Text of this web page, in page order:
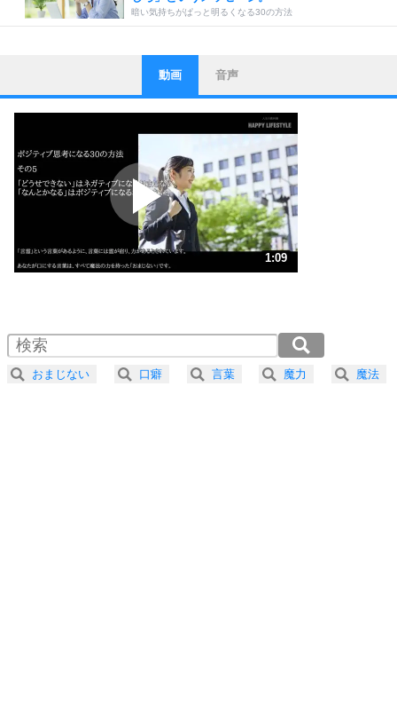
暗い気持ちがぱっと明るくなる30の方法
1
ストレス対策
他人と比べない。
いっそのこと、他人を見ない。
いらいらしない人になる30の方法
プラス思考
ポジティブになれない原因は、行動しないから。
ポジティブ思考になる30の方法
ストレス対策
人生、なんとかなるもの。
気楽に生きる30の方法
4 器の大きい人は、怒りを優しさで表現する。
動画 音声
1:09
2.0倍速 （137KB 34秒）
2.5倍速 （110KB 27秒）
3.0倍速 （91KB 23秒）
おまじない 口癖 言葉 魔力 魔法